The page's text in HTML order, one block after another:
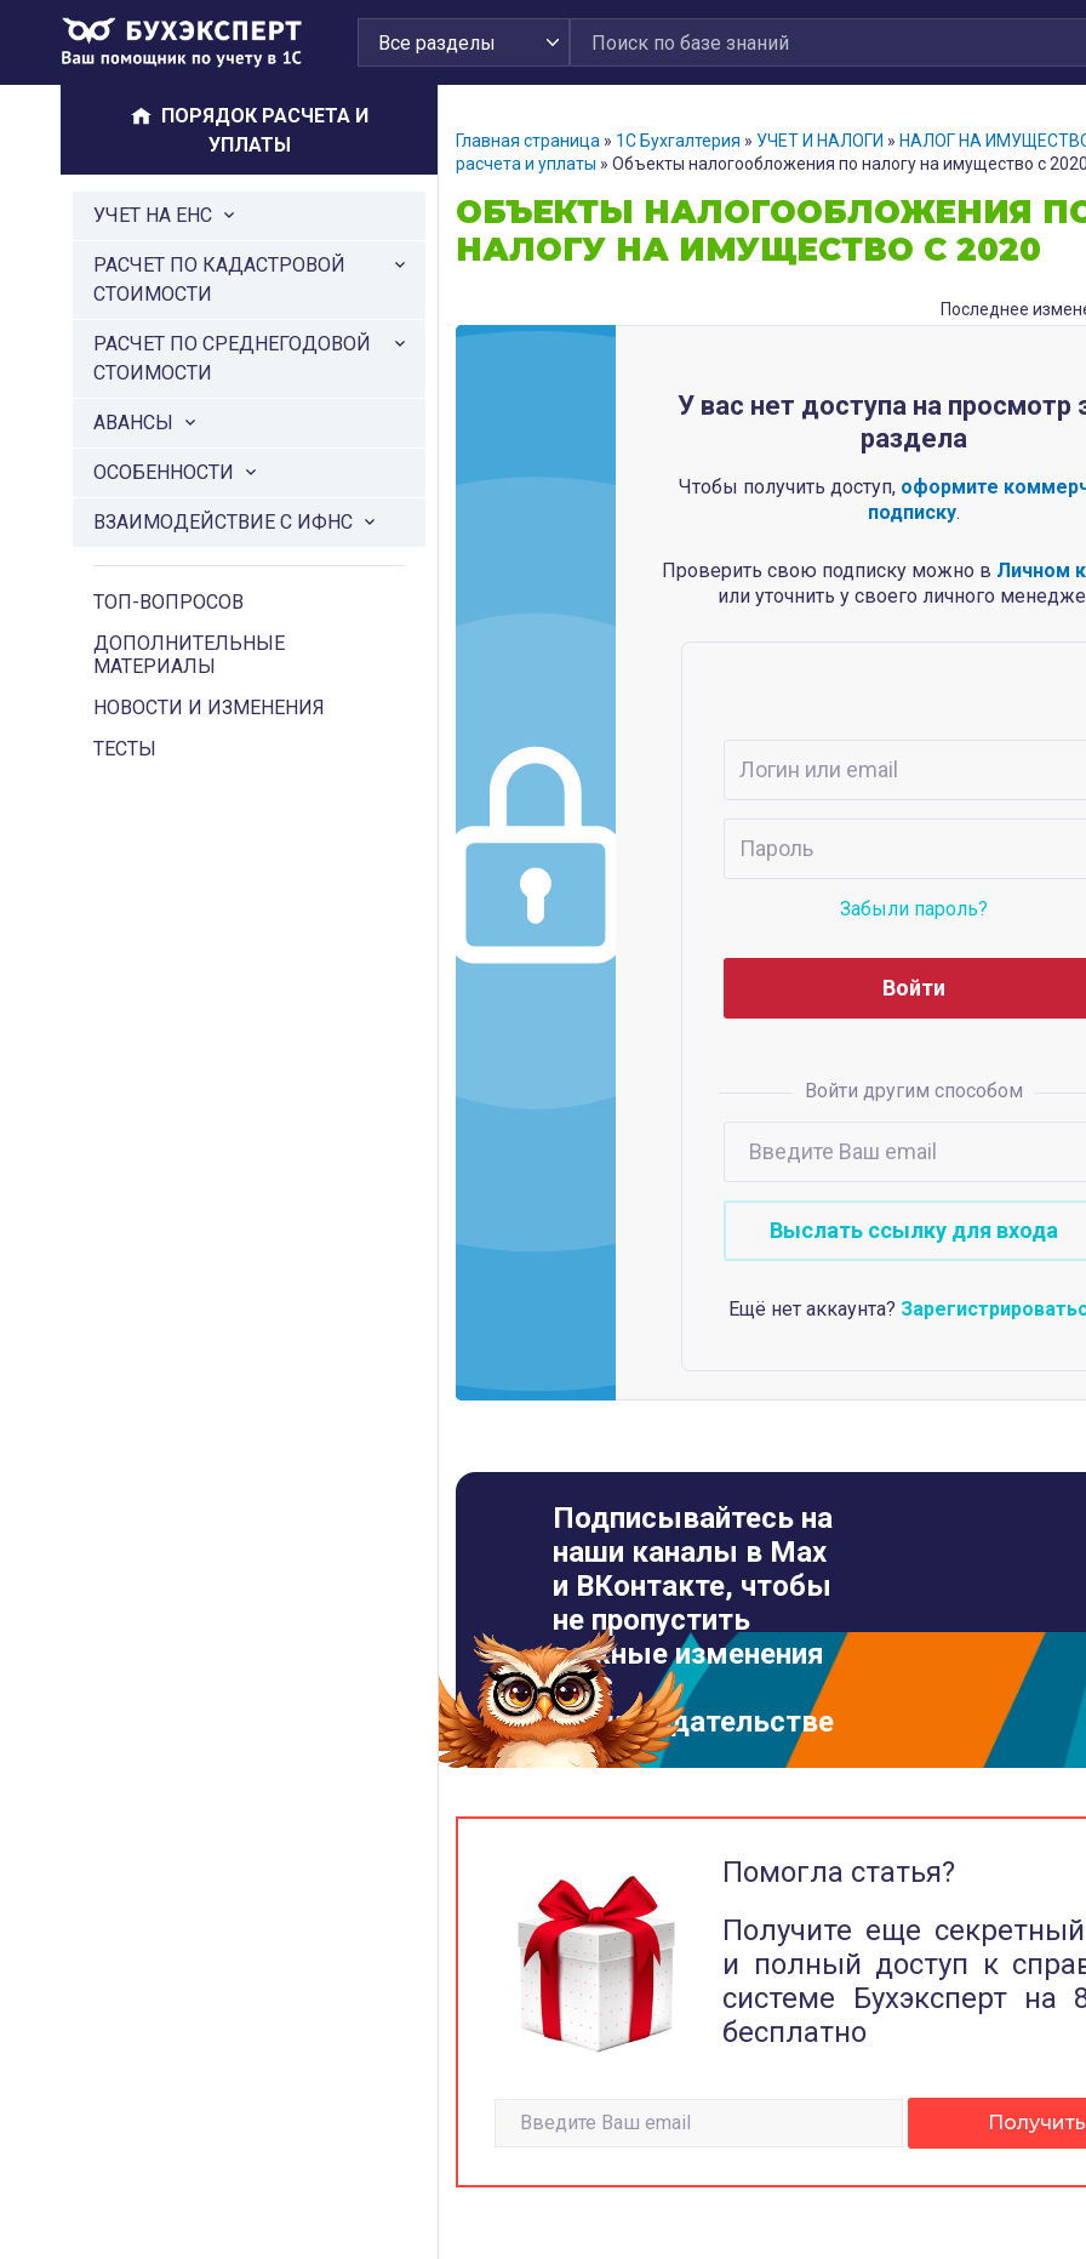
Главная страница » 1С Бухгалтерия » УЧЕТ И НАЛОГИ » НАЛОГ НА
расчета и уплаты » Объекты налогообложения по налогу на имущество с 2020
ОБЪЕКТЫ НАЛОГООБЛОЖЕНИЯ
НАЛОГУ НА ИМУЩЕСТВО С 2020
Последнее
У вас нет доступа на просмотр
раздела
Чтобы получить доступ, оформите
подписку.
Проверить свою подписку можно в Личном
или уточнить у своего личного
Забыли пароль?
Войти другим способом
Ещё нет аккаунта?
Подписывайтесь на
наши каналы в Max
и ВКонтакте, чтобы
не пропустить
важные изменения
в 1С
и законодательстве
Помогла статья?
Получите еще
и полный доступ к
системе Бухэксперт на
бесплатно
ПОРЯДОК РАСЧЕТА И
УПЛАТЫ
УЧЕТ НА ЕНС
РАСЧЕТ ПО КАДАСТРОВОЙ
СТОИМОСТИ
РАСЧЕТ ПО СРЕДНЕГОДОВОЙ
СТОИМОСТИ
АВАНСЫ
ОСОБЕННОСТИ
ВЗАИМОДЕЙСТВИЕ С ИФНС
ТОП-ВОПРОСОВ
ДОПОЛНИТЕЛЬНЫЕ
МАТЕРИАЛЫ
НОВОСТИ И ИЗМЕНЕНИЯ
ТЕСТЫ